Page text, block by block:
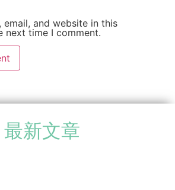
email, and website in this
next time I comment.
最新文章